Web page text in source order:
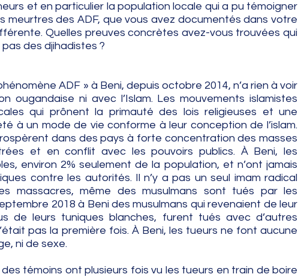
et en particulier la population locale qui a pu témoigner
meurtres des ADF, que vous avez documentés dans votre
Quelles preuves concrètes avez-vous trouvées qui
des djihadistes ?
ADF » à Beni, depuis octobre 2014, n’a rien à voir
ougandaise ni avec l’Islam. Les mouvements islamistes
qui prônent la primauté des lois religieuses et une
à un mode de vie conforme à leur conception de l’islam.
dans des pays à forte concentration des masses
et en conflit avec les pouvoirs publics. À Beni, les
environ 2% seulement de la population, et n’ont jamais
contre les autorités. Il n’y a pas un seul imam radical
massacres, même des musulmans sont tués par les
2018 à Beni des musulmans qui revenaient de leur
de leurs tuniques blanches, furent tués avec d’autres
pas la première fois. À Beni, les tueurs ne font aucune
ni de sexe.
des témoins ont plusieurs fois vu les tueurs en train de boire